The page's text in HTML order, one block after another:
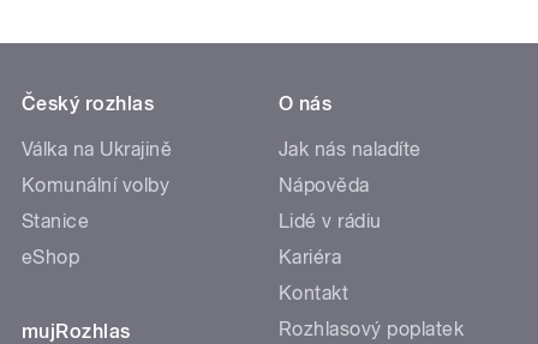
Český rozhlas
Válka na Ukrajině
Komunální volby
Stanice
eShop
mujRozhlas
O nás
Jak nás naladíte
Nápověda
Lidé v rádiu
Kariéra
Kontakt
Rozhlasový poplatek